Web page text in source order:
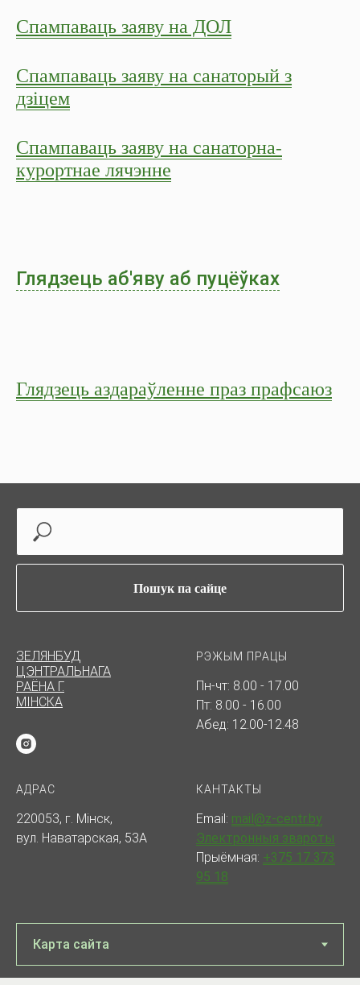
Спампаваць заяву на ДОЛ
Спампаваць заяву на санаторый з
дзіцем
Спампаваць заяву на санаторна-
курортнае лячэнне
Глядзець аб'яву аб пуцёўках
Глядзець аздараўленне праз прафсаюз
Пошук па сайце
ЗЕЛЯНБУД
ЦЭНТРАЛЬНАГА
РАЁНА Г.
МІНСКА
РЭЖЫМ ПРАЦЫ
Пн-чт: 8.00 - 17.00
Пт: 8.00 - 16.00
Абед: 12.00-12.48
АДРАС
220053, г. Мінск,
вул. Наватарская, 53А
КАНТАКТЫ
Email: mail@z-centr.by
Электронныя звароты
Прыёмная: +375 17 373
95 18